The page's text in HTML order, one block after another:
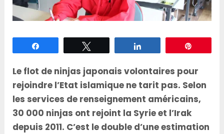
Le flot de ninjas japonais volontaires pour
rejoindre l’Etat islamique ne tarit pas. Selon
les services de renseignement américains,
30 000 ninjas ont rejoint la Syrie et l’Irak
depuis 2011. C’est le double d’une estimation